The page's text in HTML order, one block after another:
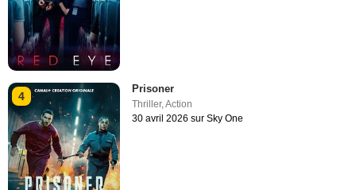
4
Prisoner
Thriller,Action
30 avril 2026 sur Sky One